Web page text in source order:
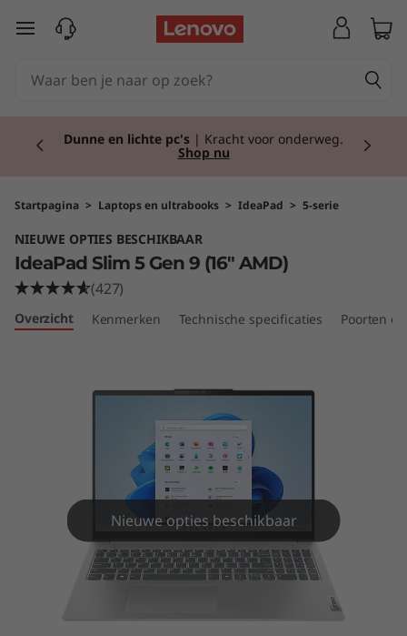
a
d
S
Ga naar de hoofdinhoud
Dunne en lichte pc's | Kracht voor onderweg.
Shop nu
Startpagina > Laptops en ultrabooks > IdeaPad > 5-serie
NIEUWE OPTIES BESCHIKBAAR
IdeaPad Slim 5 Gen 9 (16" AMD)
(427)
Overzicht Kenmerken Technische specificaties Poorten
Nieuwe opties beschikbaar